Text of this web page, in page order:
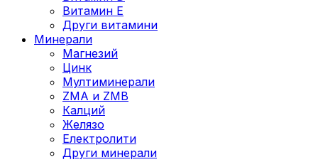
Витамин E
Други витамини
Минерали
Магнезий
Цинк
Мултиминерали
ZMA и ZMB
Калций
Желязо
Електролити
Други минерали